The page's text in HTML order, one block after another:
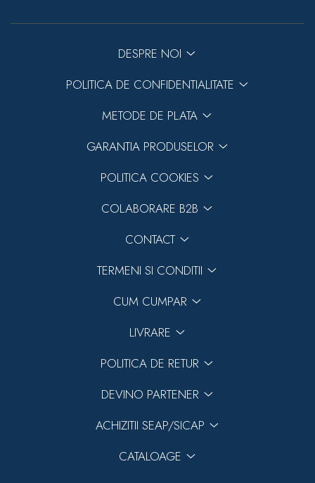
DESPRE NOI
POLITICA DE CONFIDENTIALITATE
METODE DE PLATA
GARANTIA PRODUSELOR
POLITICA COOKIES
COLABORARE B2B
CONTACT
TERMENI SI CONDITII
CUM CUMPAR
LIVRARE
POLITICA DE RETUR
DEVINO PARTENER
ACHIZITII SEAP/SICAP
CATALOAGE